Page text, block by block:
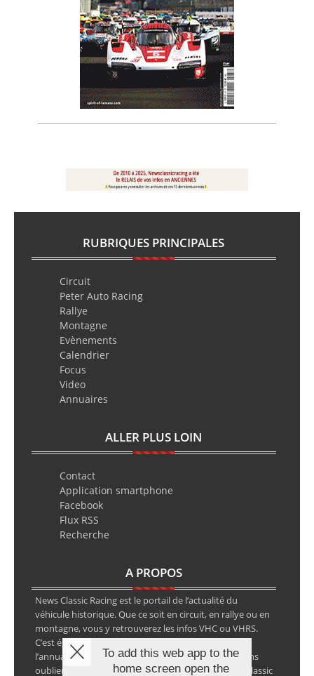
RUBRIQUES PRINCIPALES
Circuit
Peter Auto Racing
Rallye
Montagne
Evènements
Calendrier
Focus
Video
Annuaires
ALLER PLUS LOIN
Contact
Application smartphone
Facebook
Flux RSS
Recherche
A PROPOS
News Classic Racing est le portail de l’actualité du
véhicule historique. Que ce soit en circuit, en rallye ou en
montagne, vous y retrouverez les infos VHC ou VHRS.
C’est également le calendrier des épreuves ainsi que
l’annuaire des spécialistes de la voiture ancienne, sans
oublier les petites annonces avec notre partenaire Classic
To add this web app to the
home screen open the